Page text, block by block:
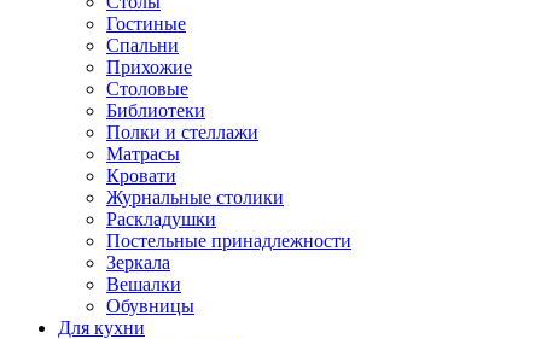
Гостиные
Спальни
Прихожие
Столовые
Библиотеки
Полки и стеллажи
Матрасы
Кровати
Журнальные столики
Раскладушки
Постельные принадлежности
Зеркала
Вешалки
Обувницы
Для кухни